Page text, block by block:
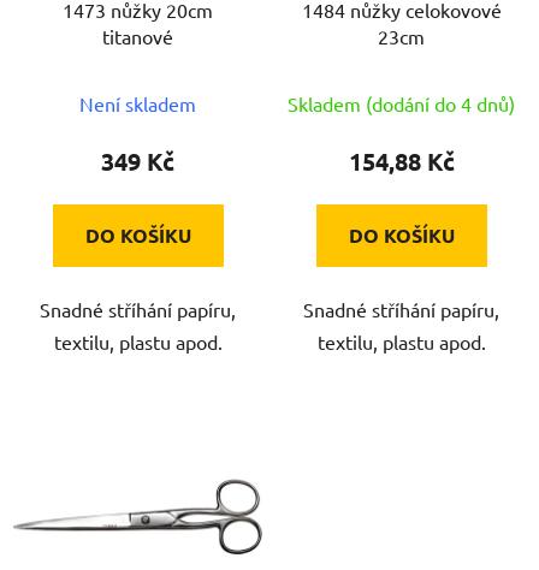
1473 nůžky 20cm
titanové
Není skladem
349 Kč
DO KOŠÍKU
Snadné stříhání papíru,
textilu, plastu apod.
1484 nůžky celokovové
23cm
Skladem (dodání do 4 dnů)
154,88 Kč
DO KOŠÍKU
Snadné stříhání papíru,
textilu, plastu apod.